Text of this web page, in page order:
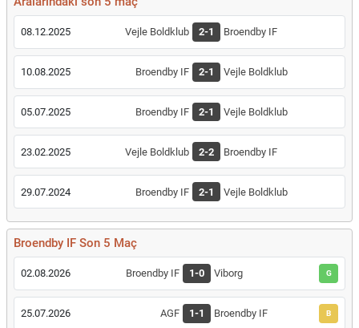
08.12.2025 Vejle Boldklub 2-1 Broendby IF
10.08.2025 Broendby IF 2-1 Vejle Boldklub
05.07.2025 Broendby IF 2-1 Vejle Boldklub
23.02.2025 Vejle Boldklub 2-2 Broendby IF
29.07.2024 Broendby IF 2-1 Vejle Boldklub
Broendby IF Son 5 Maç
02.08.2026 Broendby IF 1-0 Viborg G
25.07.2026 AGF 1-1 Broendby IF B